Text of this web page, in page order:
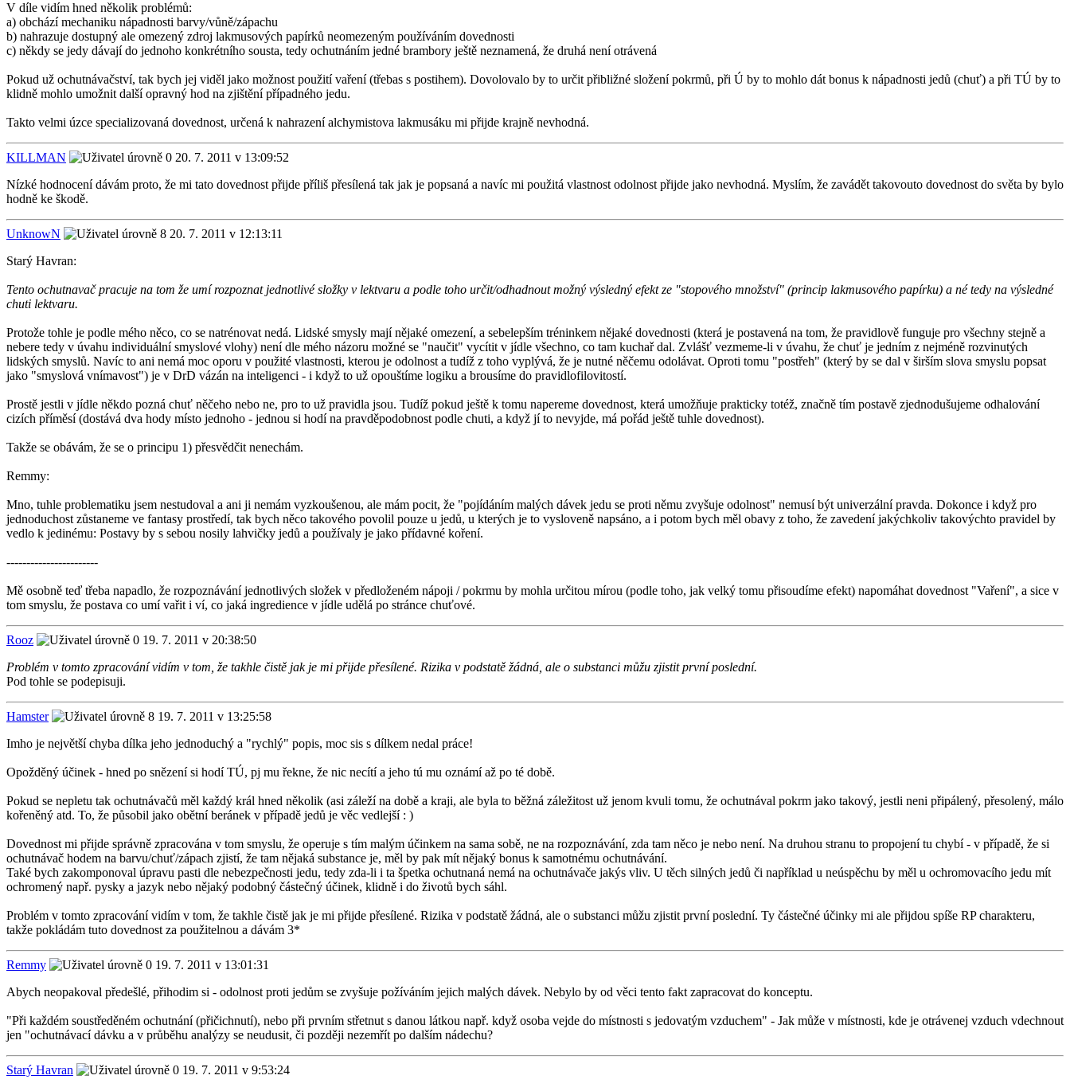
V díle vidím hned několik problémů:
a) obchází mechaniku nápadnosti barvy/vůně/zápachu
b) nahrazuje dostupný ale omezený zdroj lakmusových papírků neomezeným používáním dovednosti
c) někdy se jedy dávají do jednoho konkrétního sousta, tedy ochutnáním jedné brambory ještě neznamená, že druhá není otrávená
Pokud už ochutnávačství, tak bych jej viděl jako možnost použití vaření (třebas s postihem). Dovolovalo by to určit přibližné složení pokrmů, při Ú by to mohlo dát bonus k nápadnosti jedů (chuť) a při TÚ by to
klidně mohlo umožnit další opravný hod na zjištění případného jedu.
Takto velmi úzce specializovaná dovednost, určená k nahrazení alchymistova lakmusáku mi přijde krajně nevhodná.
KILLMAN
20. 7. 2011 v 13:09:52
Nízké hodnocení dávám proto, že mi tato dovednost přijde příliš přesílená tak jak je popsaná a navíc mi použitá vlastnost odolnost přijde jako nevhodná. Myslím, že zavádět takovouto dovednost do světa by bylo
hodně ke škodě.
UnknowN
20. 7. 2011 v 12:13:11
Starý Havran:
Tento ochutnavač pracuje na tom že umí rozpoznat jednotlivé složky v lektvaru a podle toho určit/odhadnout možný výsledný efekt ze "stopového množství" (princip lakmusového papírku) a né tedy na výsledné
chuti lektvaru.
Protože tohle je podle mého něco, co se natrénovat nedá. Lidské smysly mají nějaké omezení, a sebelepším tréninkem nějaké dovednosti (která je postavená na tom, že pravidlově funguje pro všechny stejně a
nebere tedy v úvahu individuální smyslové vlohy) není dle mého názoru možné se "naučit" vycítit v jídle všechno, co tam kuchař dal. Zvlášť vezmeme-li v úvahu, že chuť je jedním z nejméně rozvinutých
lidských smyslů. Navíc to ani nemá moc oporu v použité vlastnosti, kterou je odolnost a tudíž z toho vyplývá, že je nutné něčemu odolávat. Oproti tomu "postřeh" (který by se dal v širším slova smyslu popsat
jako "smyslová vnímavost") je v DrD vázán na inteligenci - i když to už opouštíme logiku a brousíme do pravidlofilovitostí.
Prostě jestli v jídle někdo pozná chuť něčeho nebo ne, pro to už pravidla jsou. Tudíž pokud ještě k tomu napereme dovednost, která umožňuje prakticky totéž, značně tím postavě zjednodušujeme odhalování
cizích příměsí (dostává dva hody místo jednoho - jednou si hodí na pravděpodobnost podle chuti, a když jí to nevyjde, má pořád ještě tuhle dovednost).
Takže se obávám, že se o principu 1) přesvědčit nenechám.
Remmy:
Mno, tuhle problematiku jsem nestudoval a ani ji nemám vyzkoušenou, ale mám pocit, že "pojídáním malých dávek jedu se proti němu zvyšuje odolnost" nemusí být univerzální pravda. Dokonce i když pro
jednoduchost zůstaneme ve fantasy prostředí, tak bych něco takového povolil pouze u jedů, u kterých je to vysloveně napsáno, a i potom bych měl obavy z toho, že zavedení jakýchkoliv takovýchto pravidel by
vedlo k jedinému: Postavy by s sebou nosily lahvičky jedů a používaly je jako přídavné koření.
-----------------------
Mě osobně teď třeba napadlo, že rozpoznávání jednotlivých složek v předloženém nápoji / pokrmu by mohla určitou mírou (podle toho, jak velký tomu přisoudíme efekt) napomáhat dovednost "Vaření", a sice v
tom smyslu, že postava co umí vařit i ví, co jaká ingredience v jídle udělá po stránce chuťové.
Rooz
19. 7. 2011 v 20:38:50
Problém v tomto zpracování vidím v tom, že takhle čistě jak je mi přijde přesílené. Rizika v podstatě žádná, ale o substanci můžu zjistit první poslední.
Pod tohle se podepisuji.
Hamster
19. 7. 2011 v 13:25:58
Imho je největší chyba dílka jeho jednoduchý a "rychlý" popis, moc sis s dílkem nedal práce!
Opožděný účinek - hned po snězení si hodí TÚ, pj mu řekne, že nic necítí a jeho tú mu oznámí až po té době.
Pokud se nepletu tak ochutnávačů měl každý král hned několik (asi záleží na době a kraji, ale byla to běžná záležitost už jenom kvuli tomu, že ochutnával pokrm jako takový, jestli neni připálený, přesolený, málo
kořeněný atd. To, že působil jako obětní beránek v případě jedů je věc vedlejší : )
Dovednost mi přijde správně zpracována v tom smyslu, že operuje s tím malým účinkem na sama sobě, ne na rozpoznávání, zda tam něco je nebo není. Na druhou stranu to propojení tu chybí - v případě, že si
ochutnávač hodem na barvu/chuť/zápach zjistí, že tam nějaká substance je, měl by pak mít nějaký bonus k samotnému ochutnávání.
Také bych zakomponoval úpravu pasti dle nebezpečnosti jedu, tedy zda-li i ta špetka ochutnaná nemá na ochutnávače jakýs vliv. U těch silných jedů či například u neúspěchu by měl u ochromovacího jedu mít
ochromený např. pysky a jazyk nebo nějaký podobný částečný účinek, klidně i do životů bych sáhl.
Problém v tomto zpracování vidím v tom, že takhle čistě jak je mi přijde přesílené. Rizika v podstatě žádná, ale o substanci můžu zjistit první poslední. Ty částečné účinky mi ale přijdou spíše RP charakteru,
takže pokládám tuto dovednost za použitelnou a dávám 3*
Remmy
19. 7. 2011 v 13:01:31
Abych neopakoval předešlé, přihodim si - odolnost proti jedům se zvyšuje požíváním jejich malých dávek. Nebylo by od věci tento fakt zapracovat do konceptu.
"Při každém soustředěném ochutnání (přičichnutí), nebo při prvním střetnut s danou látkou např. když osoba vejde do místnosti s jedovatým vzduchem" - Jak může v místnosti, kde je otrávenej vzduch vdechnout
jen "ochutnávací dávku a v průběhu analýzy se neudusit, či později nezemřít po dalším nádechu?
Starý Havran
19. 7. 2011 v 9:53:24